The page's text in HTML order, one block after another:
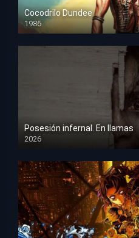
Cocodrilo Dundee
1986
HD 1080p
Posesión infernal. En llamas
2026
HD 1080p